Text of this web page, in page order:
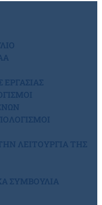
ΛΕΙΤΟΥΡΓΙΑ ΤΗΣ
ΣΥΜΒΟΥΛΙΑ